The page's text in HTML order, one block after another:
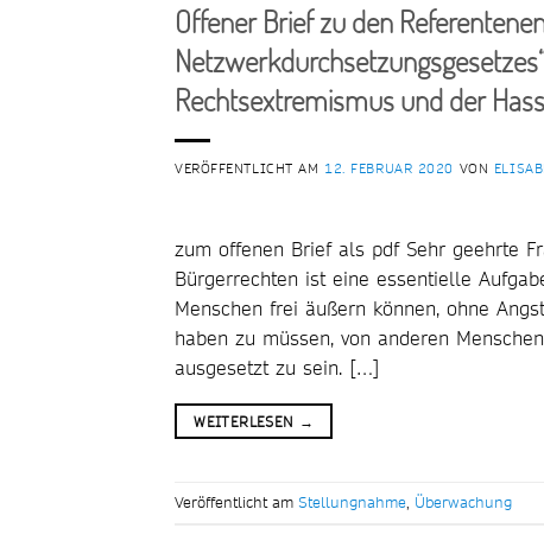
Offener Brief zu den
Rechtsextremismus und der
VERÖFFENTLICHT AM 12. FEBRUAR 2020 VON
zum offenen Brief als pdf Sehr geehrte
Bürgerrechten ist eine essentielle
Menschen frei äußern können, ohne
haben zu müssen, von anderen
ausgesetzt zu sein. […]
WEITERLESEN →
Veröffentlicht am Stellungnahme, Überwachung